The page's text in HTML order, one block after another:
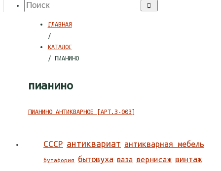
Что
Поиск
ГЛАВНАЯ
/
КАТАЛОГ
/ ПИАНИНО
пианино
ПИАНИНО АНТИКВАРНОЕ [АРТ.З-003]
СССР антиквариат антикварная мебель
бутафория бытовуха ваза вернисаж винтаж